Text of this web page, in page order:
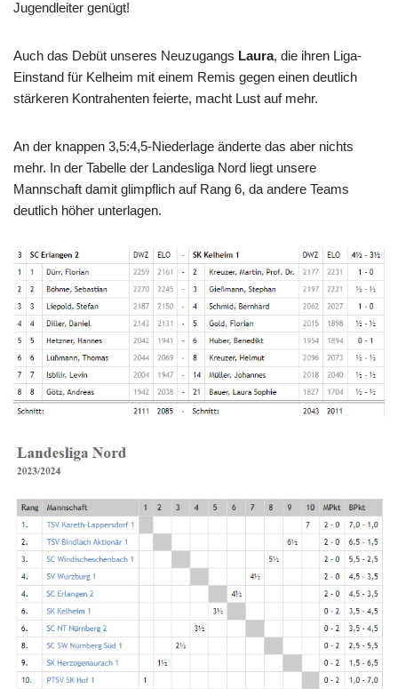
Jugendleiter genügt!
Auch das Debüt unseres Neuzugangs Laura, die ihren Liga-
Einstand für Kelheim mit einem Remis gegen einen deutlich
stärkeren Kontrahenten feierte, macht Lust auf mehr.
An der knappen 3,5:4,5-Niederlage änderte das aber nichts
mehr. In der Tabelle der Landesliga Nord liegt unsere
Mannschaft damit glimpflich auf Rang 6, da andere Teams
deutlich höher unterlagen.